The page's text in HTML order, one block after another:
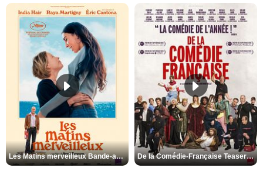
Les Matins merveilleux Bande-annonce VF De la Comédie-Française Teaser VF